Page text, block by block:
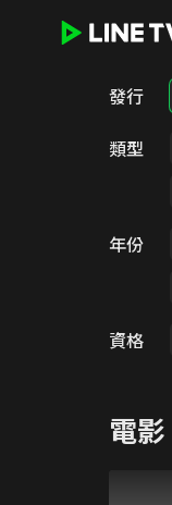
發行
類型
年份
資格
電影